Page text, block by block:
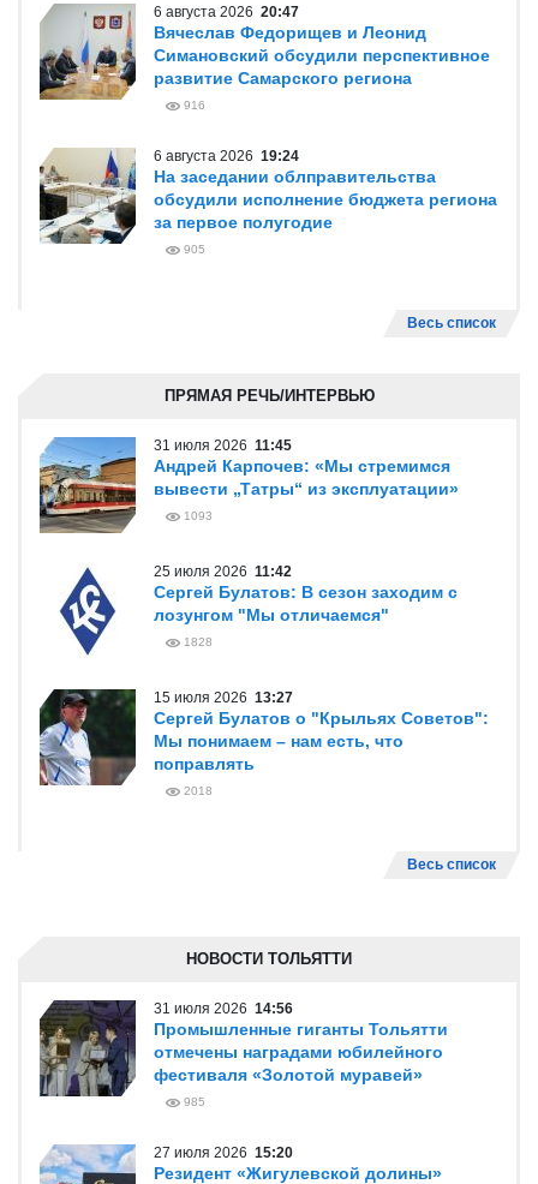
6 августа 2026 20:47
Вячеслав Федорищев и Леонид
Симановский обсудили перспективное
развитие Самарского региона
916
6 августа 2026 19:24
На заседании облправительства
обсудили исполнение бюджета региона
за первое полугодие
905
Весь список
ПРЯМАЯ РЕЧЬ/ИНТЕРВЬЮ
31 июля 2026 11:45
Андрей Карпочев: «Мы стремимся
вывести „Татры“ из эксплуатации»
1093
25 июля 2026 11:42
Сергей Булатов: В сезон заходим с
лозунгом "Мы отличаемся"
1828
15 июля 2026 13:27
Сергей Булатов о "Крыльях Советов":
Мы понимаем – нам есть, что
поправлять
2018
Весь список
НОВОСТИ ТОЛЬЯТТИ
31 июля 2026 14:56
Промышленные гиганты Тольятти
отмечены наградами юбилейного
фестиваля «Золотой муравей»
985
27 июля 2026 15:20
Резидент «Жигулевской долины»